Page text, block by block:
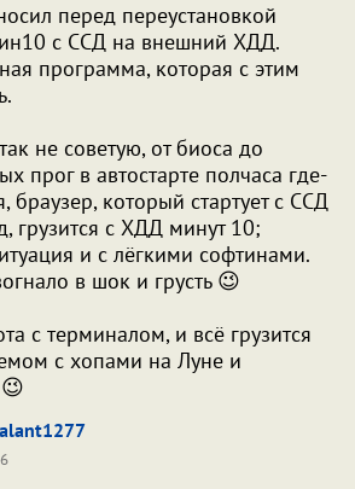
перед переустановкой
с ССД на внешний ХДД.
программа, которая с этим
не советую, от биоса до
прог в автостарте полчаса где-
браузер, который стартует с ССД
грузится с ХДД минут 10;
и с лёгкими софтинами.
в шок и грусть 😉
с терминалом, и всё грузится
с хопами на Луне и